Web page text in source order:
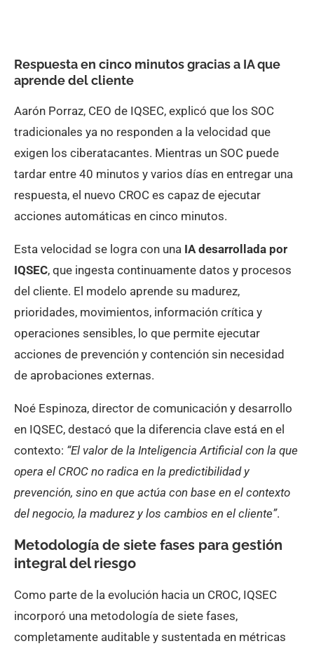
Respuesta en cinco minutos gracias a IA que
aprende del cliente
Aarón Porraz, CEO de IQSEC, explicó que los SOC
tradicionales ya no responden a la velocidad que
exigen los ciberatacantes. Mientras un SOC puede
tardar entre 40 minutos y varios días en entregar una
respuesta, el nuevo CROC es capaz de ejecutar
acciones automáticas en cinco minutos.
Esta velocidad se logra con una IA desarrollada por
IQSEC, que ingesta continuamente datos y procesos
del cliente. El modelo aprende su madurez,
prioridades, movimientos, información crítica y
operaciones sensibles, lo que permite ejecutar
acciones de prevención y contención sin necesidad
de aprobaciones externas.
Noé Espinoza, director de comunicación y desarrollo
en IQSEC, destacó que la diferencia clave está en el
contexto: “El valor de la Inteligencia Artificial con la que
opera el CROC no radica en la predictibilidad y
prevención, sino en que actúa con base en el contexto
del negocio, la madurez y los cambios en el cliente”.
Metodología de siete fases para gestión
integral del riesgo
Como parte de la evolución hacia un CROC, IQSEC
incorporó una metodología de siete fases,
completamente auditable y sustentada en métricas